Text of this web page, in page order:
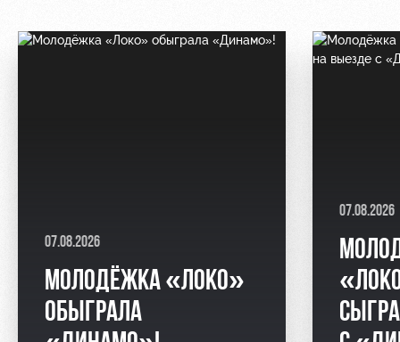
07.08.2026
МОЛОДЁЖКА «ЛОКО»
ОБЫГРАЛА
07.08.2026